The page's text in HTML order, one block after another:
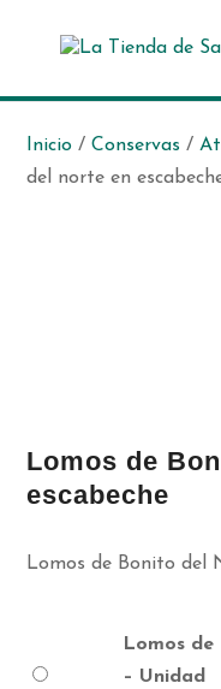
Inicio /Conservas /
del norte en
Lomos de
escabeche
Lomos de Bonito del
Lomos
– Unidad